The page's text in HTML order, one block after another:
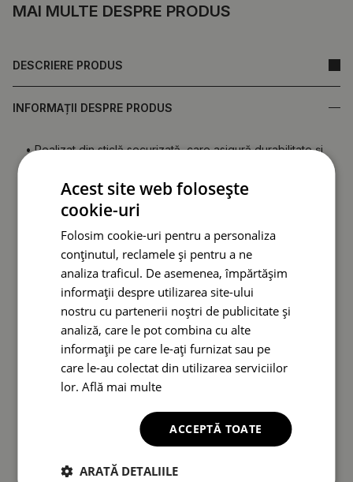
MAI MULTE DESPRE PRODUS
DESCRIERE PRODUS
INFORMAȚII DESPRE PRODUS
• Realizat din sticlă securizată, care asigură durabilitate și
Oglindă fabricată în Polonia.
• Garanție de la producător.
• Timp de livrare rapid.
Spatele oglinzii (folie de protecție) poate diferi ca
culoare față de cea prezentată în ofertă.Acest lucru nu
afectează calitatea produsului și nu constituie motiv
de reclamație.
Acest site web folosește
cookie-uri
Folosim cookie-uri pentru a personaliza
conținutul, reclamele și pentru a ne
analiza traficul. De asemenea, împărtășim
informații despre utilizarea site-ului
nostru cu partenerii noștri de publicitate și
analiză, care le pot combina cu alte
informații pe care le-ați furnizat sau pe
care le-au colectat din utilizarea serviciilor
lor.Află mai multe
ACCEPTĂ TOATE
ARATĂ DETALIILE